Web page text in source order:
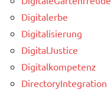
Digitalerbe
Digitalisierung
DigitalJustice
Digitalkompetenz
DirectoryIntegration